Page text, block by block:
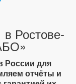
Ростове-
России для
отчёты и